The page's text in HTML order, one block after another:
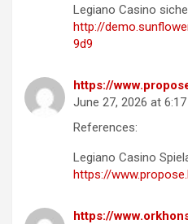
Legiano Casino
http://
9d9
https://
June 27, 2026 at 6:17
References:
Legiano Casino
https://
https://